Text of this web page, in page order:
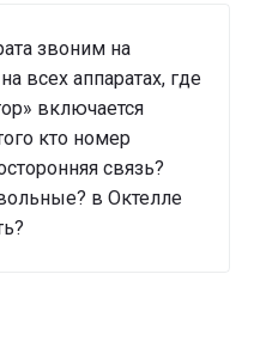
звоним на
всех аппаратах, где
включается
кто номер
связь?
в Октелле